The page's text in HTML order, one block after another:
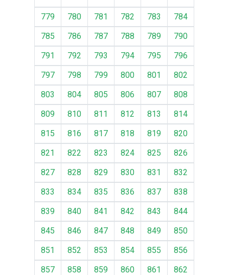
779
780 781 782 783
784
785
786 787 788 789
790
791
792 793 794 795
796
797
798 799 800 801
802
803
804 805 806 807
808
809
810 811 812 813
814
815
816 817 818 819
820
821
822 823 824 825
826
827
828 829 830 831
832
833
834 835 836 837
838
839
840 841 842 843
844
845
846 847 848 849
850
851
852 853 854 855
856
857
858 859 860 861
862